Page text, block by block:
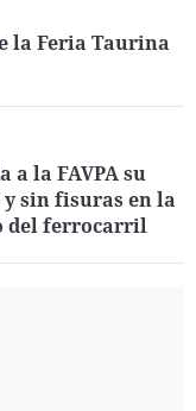
la Feria Taurina
a la FAVPA su
sin fisuras en la
del ferrocarril